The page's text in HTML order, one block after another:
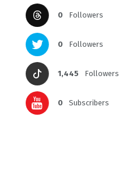
0 Followers
0 Followers
1,445 Followers
0 Subscribers